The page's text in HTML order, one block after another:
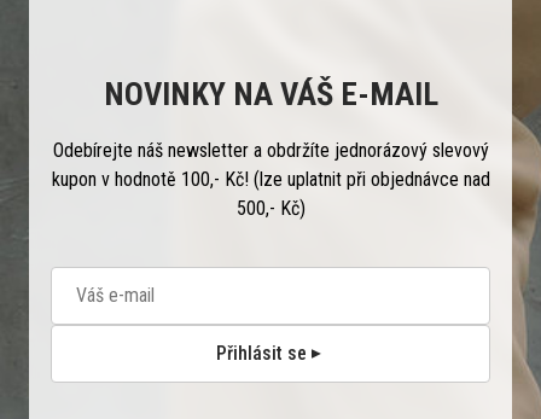
NOVINKY NA VÁŠ E-MAIL
Odebírejte náš newsletter a obdržíte jednorázový slevový
kupon v hodnotě 100,- Kč! (lze uplatnit při objednávce nad
500,- Kč)
Přihlásit se